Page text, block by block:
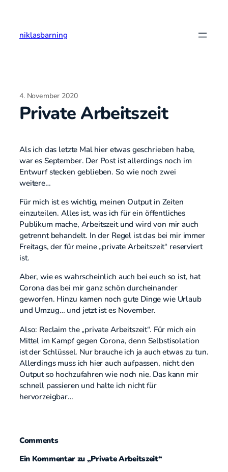
springen
niklasbarning
4. November 2020
Private Arbeitszeit
Als ich das letzte Mal hier etwas geschrieben habe,
war es September. Der Post ist allerdings noch im
Entwurf stecken geblieben. So wie noch zwei
weitere…
Für mich ist es wichtig, meinen Output in Zeiten
einzuteilen. Alles ist, was ich für ein öffentliches
Publikum mache, Arbeitszeit und wird von mir auch
getrennt behandelt. In der Regel ist das bei mir immer
Freitags, der für meine „private Arbeitszeit“ reserviert
ist.
Aber, wie es wahrscheinlich auch bei euch so ist, hat
Corona das bei mir ganz schön durcheinander
geworfen. Hinzu kamen noch gute Dinge wie Urlaub
und Umzug… und jetzt ist es November.
Also: Reclaim the „private Arbeitszeit“. Für mich ein
Mittel im Kampf gegen Corona, denn Selbstisolation
ist der Schlüssel. Nur brauche ich ja auch etwas zu tun.
Allerdings muss ich hier auch aufpassen, nicht den
Output so hochzufahren wie noch nie. Das kann mir
schnell passieren und halte ich nicht für
hervorzeigbar…
Comments
Ein Kommentar zu „Private Arbeitszeit“